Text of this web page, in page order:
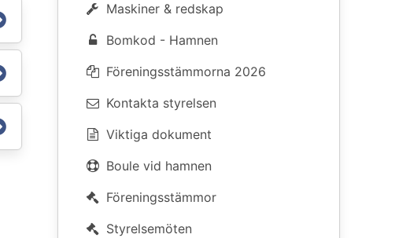
Maskiner & redskap
Bomkod - Hamnen
Föreningsstämmorna 2026
Kontakta styrelsen
Viktiga dokument
Boule vid hamnen
Föreningsstämmor
Styrelsemöten